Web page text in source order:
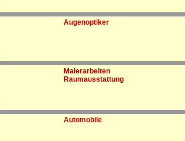
Augenoptiker
Malerarbeiten
Raumausstattung
Automobile